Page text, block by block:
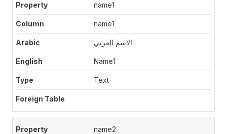
name1
name1
الاسم العربي
Name1
Text
name2